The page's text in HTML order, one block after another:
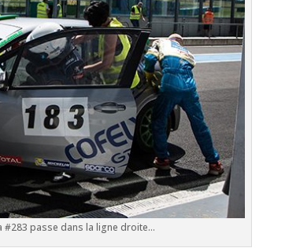
#283 passe dans la ligne droite…